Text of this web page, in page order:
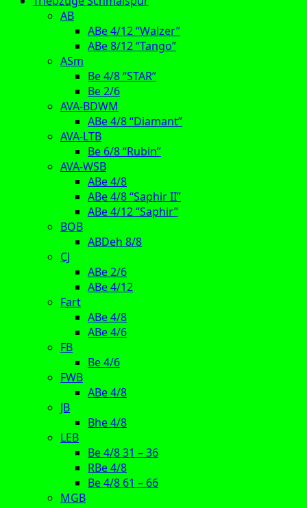
AB
ABe 4/12 “Walzer”
ABe 8/12 “Tango”
ASm
Be 4/8 “STAR”
Be 2/6
AVA-BDWM
ABe 4/8 “Diamant”
AVA-LTB
Be 6/8 “Rubin”
AVA-WSB
ABe 4/8
ABe 4/8 “Saphir II”
ABe 4/12 “Saphir”
BOB
ABDeh 8/8
CJ
ABe 2/6
ABe 4/12
Fart
ABe 4/8
ABe 4/6
FB
Be 4/6
FWB
ABe 4/8
JB
Bhe 4/8
LEB
Be 4/8 31 – 36
RBe 4/8
Be 4/8 61 – 66
MGB